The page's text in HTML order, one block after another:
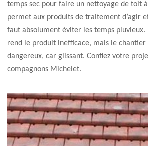
temps sec pour faire un nettoyage de toit
permet aux produits de traitement d’agir
faut absolument éviter les temps pluvieux.
rend le produit inefficace, mais le chantier
dangereux, car glissant. Confiez votre
compagnons Michelet.